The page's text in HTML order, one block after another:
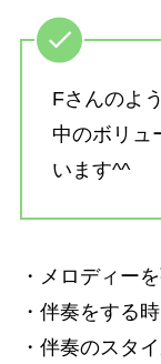
Fさんのよ
中のボリュ
います^^
・メロディー
・伴奏をする
・伴奏のスタ